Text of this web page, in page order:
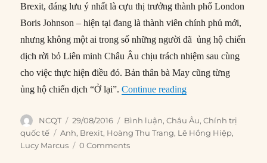
Brexit, đáng lưu ý nhất là cựu thị trưởng thành phố London
Boris Johnson – hiện tại đang là thành viên chính phủ mới,
nhưng không một ai trong số những người đã ủng hộ chiến
dịch rời bỏ Liên minh Châu Âu chịu trách nhiệm sau cùng
cho việc thực hiện điều đó. Bản thân bà May cũng từng
ủng hộ chiến dịch “Ở lại”.Continue reading“Căn bệnh của giới
Author
NCQT
Posted
on
29/08/2016 Categories
Bình luận,Châu Âu,Chính trị
quốc tế
Tags
Anh, Brexit, Hoàng Thu Trang, Lê Hồng Hiệp,
Lucy Marcus
0 Comments